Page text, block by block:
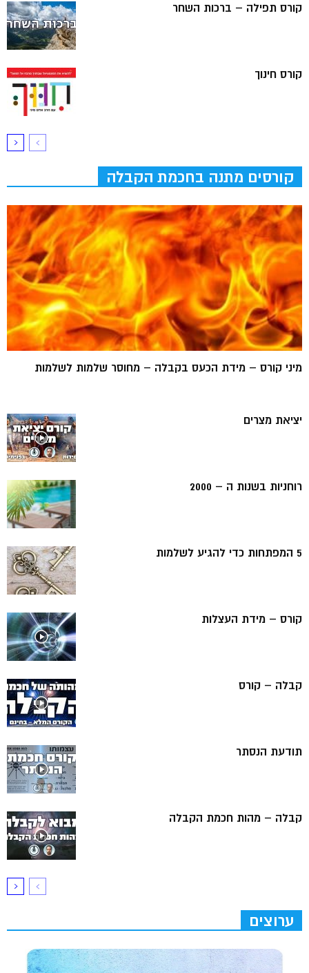
קורס תפילה – ברכות השחר
קורס חינוך
קורסים מתנה בחכמת הקבלה
מיני קורס – מידת הכעס בקבלה – מחוסר שלמות לשלמות
יציאת מצרים
רוחניות בשנות ה – 2000
5 המפתחות כדי להגיע לשלמות
קורס – מידת העצלות
קבלה – קורס
תודעת הנסתר
קבלה – מהות חכמת הקבלה
ערוצים